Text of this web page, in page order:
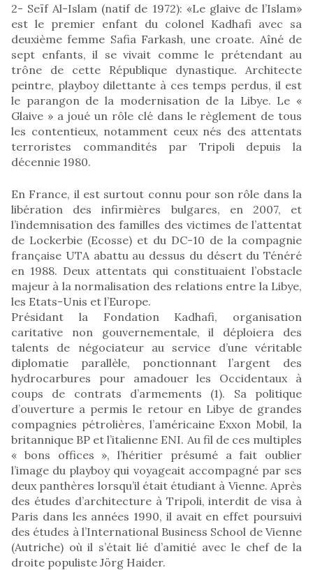
2- Seïf Al-Islam (natif de 1972): «Le glaive de l’Islam»
est le premier enfant du colonel Kadhafi avec sa
deuxième femme Safia Farkash, une croate. Aîné de
sept enfants, il se vivait comme le prétendant au
trône de cette République dynastique. Architecte
peintre, playboy dilettante à ces temps perdus, il est
le parangon de la modernisation de la Libye. Le «
Glaive » a joué un rôle clé dans le règlement de tous
les contentieux, notamment ceux nés des attentats
terroristes commandités par Tripoli depuis la
décennie 1980.
En France, il est surtout connu pour son rôle dans la
libération des infirmières bulgares, en 2007, et
l’indemnisation des familles des victimes de l’attentat
de Lockerbie (Ecosse) et du DC-10 de la compagnie
française UTA abattu au dessus du désert du Ténéré
en 1988. Deux attentats qui constituaient l’obstacle
majeur à la normalisation des relations entre la Libye,
les Etats-Unis et l’Europe.
Présidant la Fondation Kadhafi, organisation
caritative non gouvernementale, il déploiera des
talents de négociateur au service d’une véritable
diplomatie parallèle, ponctionnant l’argent des
hydrocarbures pour amadouer les Occidentaux à
coups de contrats d’armements (1). Sa politique
d’ouverture a permis le retour en Libye de grandes
compagnies pétrolières, l’américaine Exxon Mobil, la
britannique BP et l’italienne ENI. Au fil de ces multiples
« bons offices », l’héritier présumé a fait oublier
l’image du playboy qui voyageait accompagné par ses
deux panthères lorsqu’il était étudiant à Vienne. Après
des études d’architecture à Tripoli, interdit de visa à
Paris dans les années 1990, il avait en effet poursuivi
des études à l’International Business School de Vienne
(Autriche) où il s’était lié d’amitié avec le chef de la
droite populiste Jörg Haider.